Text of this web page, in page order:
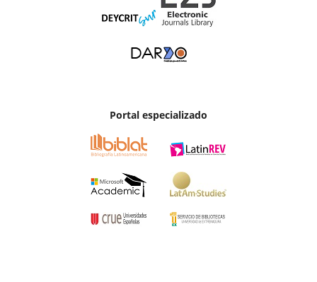
Portal especializado